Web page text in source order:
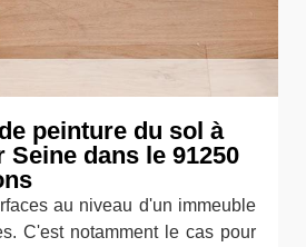
peinture du sol à
Seine dans le 91250
au niveau d'un immeuble
C'est notamment le cas pour